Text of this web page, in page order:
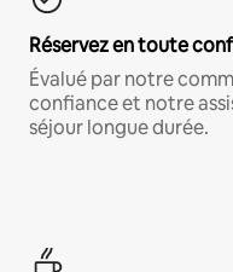
Réservez en toute
Évalué par notre
confiance et notre
séjour longue durée.